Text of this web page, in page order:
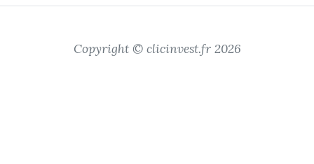
Copyright © clicinvest.fr 2026